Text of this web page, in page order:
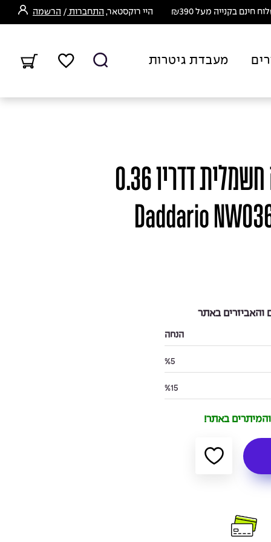
חינם בקנייה מעל ₪390 היי רוקסטאר, התחברות / הרשמה
מעבדת גיטרות
מיתר בודד לגיטרה חשמלית דדריו 0.36
- Daddario
באתר
הנחה
%5
%15
והמיתרים באתר!